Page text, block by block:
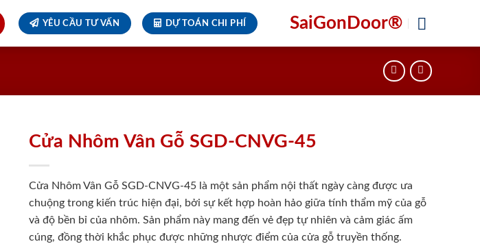
YÊU CẦU TƯ VẤN DỰ TOÁN CHI PHÍ SaiGonDoor®
Cửa Nhôm Vân Gỗ SGD-CNVG-45
Cửa Nhôm Vân Gỗ SGD-CNVG-45 là một sản phẩm nội thất ngày càng được ưa
chuộng trong kiến trúc hiện đại, bởi sự kết hợp hoàn hảo giữa tính thẩm mỹ của gỗ
và độ bền bỉ của nhôm. Sản phẩm này mang đến vẻ đẹp tự nhiên và cảm giác ấm
cúng, đồng thời khắc phục được những nhược điểm của cửa gỗ truyền thống.